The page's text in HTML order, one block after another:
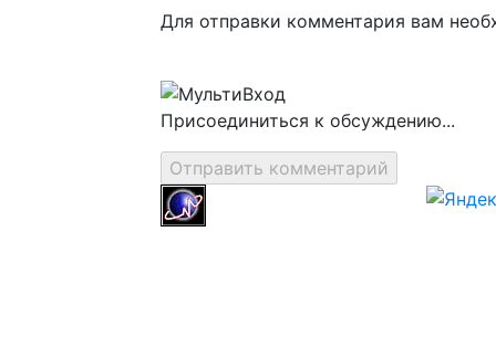
Для отправки комментария вам
Присоединиться к обсуждению...